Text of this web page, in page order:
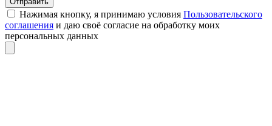
Нажимая кнопку, я принимаю условия Пользовательского
соглашения и даю своё согласие на обработку моих
персональных данных